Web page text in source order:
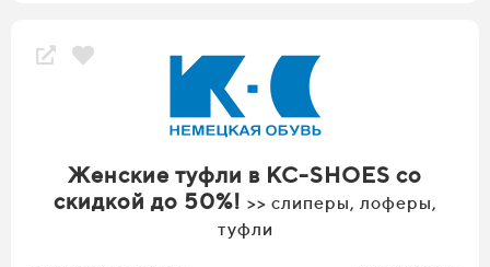
Женские туфли в KC-SHOES со
скидкой до 50%! >> слиперы, лоферы,
туфли